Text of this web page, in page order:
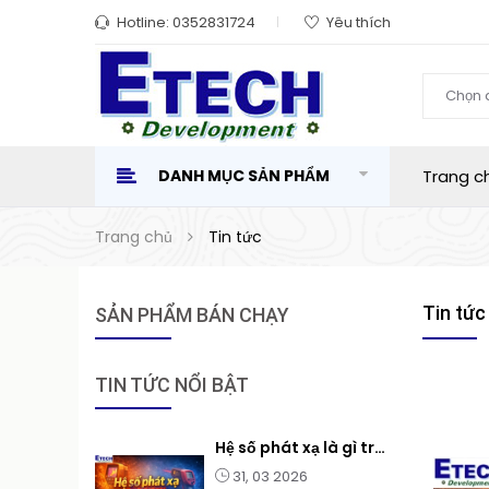
Hotline: 0352831724 Yêu thích
Chọn
DANH MỤC SẢN PHẨM Trang
Trang chủ Tin tức
SẢN PHẨM BÁN CHẠY
TIN TỨC NỔI BẬT
Hệ số phát xạ là gì trong đo nhiệt độ? Bảng hệ số và ảnh hưởng của hệ số phát xạ
31, 03 2026
Tin tức